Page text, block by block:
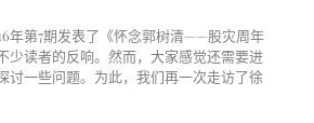
年第7期发表了《怀念郭树清——股灾周年
少读者的反响。然而，大家感觉还需要进
讨一些问题。为此，我们再一次走访了徐